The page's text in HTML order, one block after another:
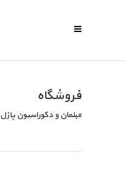
فروشگاه
مبلمان و دکوراسیون پازل